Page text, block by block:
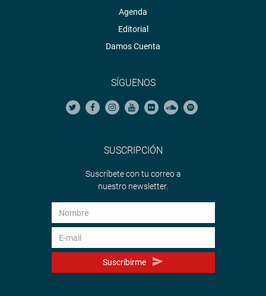
Agenda
Editorial
Damos Cuenta
SÍGUENOS
SUSCRIPCIÓN
Suscríbete con tu correo a
nuestro newsletter.
Suscribirme